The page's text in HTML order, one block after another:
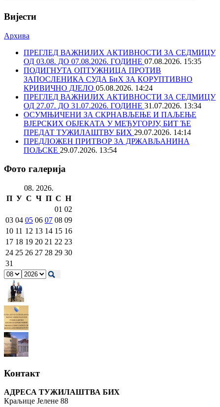
Вијести
Архива
ПРЕГЛЕД ВАЖНИЈИХ АКТИВНОСТИ ЗА СЕДМИЦУ
ОД 03.08. ДО 07.08.2026. ГОДИНЕ 07.08.2026. 15:35
ПОДИГНУТА ОПТУЖНИЦА ПРОТИВ
ЗАПОСЛЕНИКА СУДА БиХ ЗА КОРУПТИВНО
КРИВИЧНО ДЈЕЛО 05.08.2026. 14:24
ПРЕГЛЕД ВАЖНИЈИХ АКТИВНОСТИ ЗА СЕДМИЦУ
ОД 27.07. ДО 31.07.2026. ГОДИНЕ 31.07.2026. 13:34
ОСУМЊИЧЕНИ ЗА СКРНАВЉЕЊЕ И ПАЉЕЊЕ
ВЈЕРСКИХ ОБЈЕКАТА У МЕЂУГОРЈУ, БИТ ЋЕ
ПРЕДАТ ТУЖИЛАШТВУ БИХ 29.07.2026. 14:14
ПРЕДЛОЖЕН ПРИТВОР ЗА ДРЖАВЉАНИНА
ПОЉСКЕ 29.07.2026. 13:54
Фото галерија
08. 2026.
П У С Ч П С Н
01 02
03 04 05 06 07 08 09
10 11 12 13 14 15 16
17 18 19 20 21 22 23
24 25 26 27 28 29 30
31
Контакт
АДРЕСА ТУЖИЛАШТВА БИХ
Краљице Јелене 88